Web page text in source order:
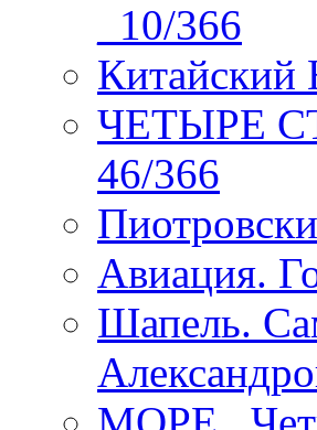
_10/366
ЧЕТЫРЕ
46/366
Авиация.
Шапель.